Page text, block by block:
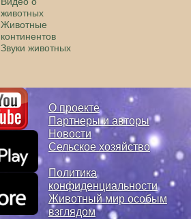
животных
Животные
континентов
Звуки животных
О проекте
Партнеры и авторы
Новости
Сельское хозяйство
Политика
конфиденциальности
Животный мир особым
взглядом